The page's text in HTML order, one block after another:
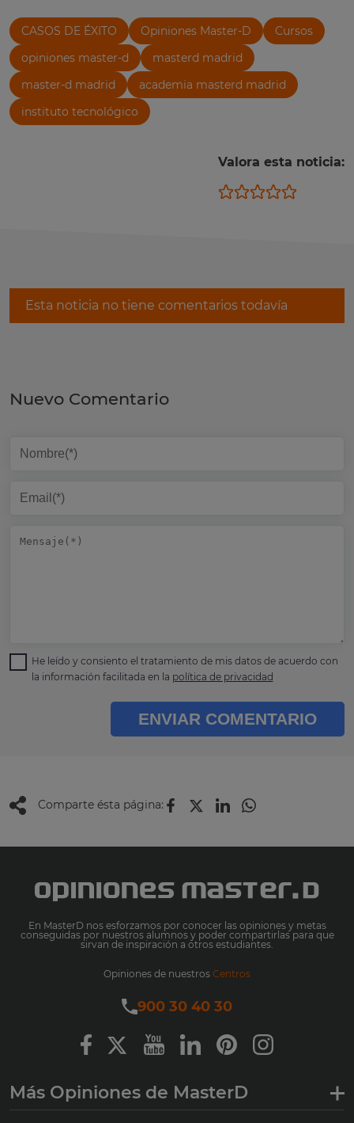
CASOS DE ÉXITO Opiniones Master-D
Cursos
opiniones master-d
masterd madrid
master-d madrid
academia masterd madrid
instituto tecnológico
Valora esta noticia:
Esta noticia no tiene comentarios todavía
Nuevo Comentario
He leído y consiento el tratamiento de mis datos de acuerdo con
la información facilitada en la política de privacidad
ENVIAR COMENTARIO
Comparte ésta página:
En MasterD nos esforzamos por conocer las opiniones y metas
conseguidas por nuestros alumnos y poder compartirlas para que
sirvan de inspiración a otros estudiantes.
Opiniones de nuestros Centros
900 30 40 30
Más Opiniones de MasterD